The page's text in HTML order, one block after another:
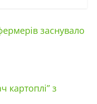
заснувало
картоплі” з